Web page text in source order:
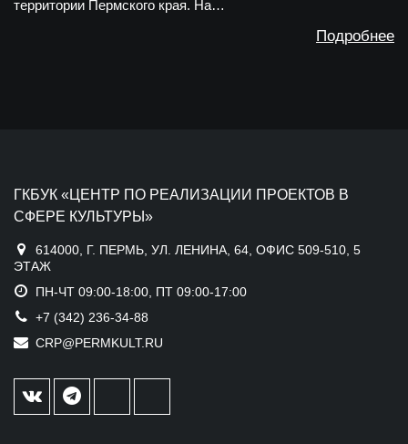
территории Пермского края. На…
Подробнее
ГКБУК «ЦЕНТР ПО РЕАЛИЗАЦИИ ПРОЕКТОВ В
СФЕРЕ КУЛЬТУРЫ»
614000, Г. ПЕРМЬ, УЛ. ЛЕНИНА, 64, ОФИС 509-510, 5
ЭТАЖ
ПН-ЧТ 09:00-18:00, ПТ 09:00-17:00
+7 (342) 236-34-88
CRP@PERMKULT.RU